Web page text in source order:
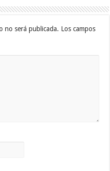
no será publicada. Los campos